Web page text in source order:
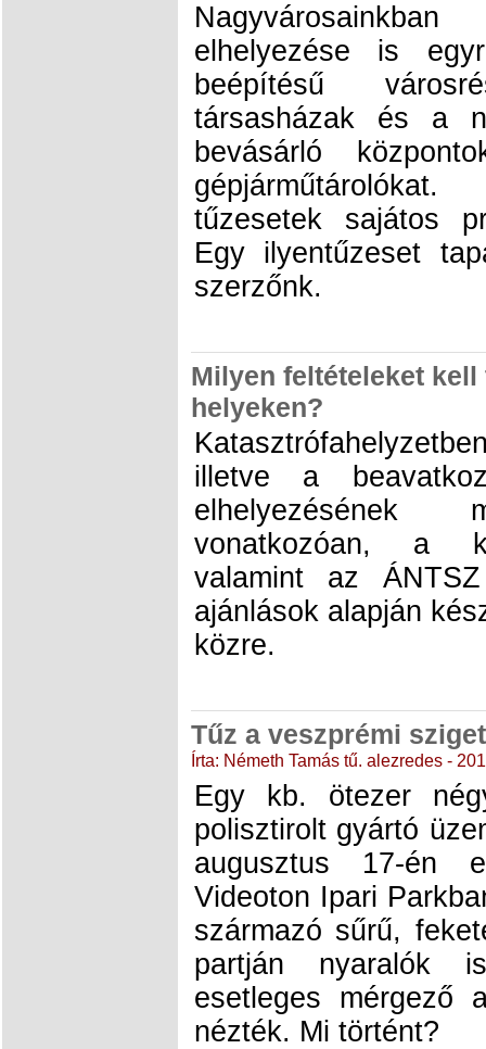
elhelyezése is
beépítésű
társasházak és a
bevásárló
tűzesetek sajátos
Egy ilyentűzeset
szerzőnk.
Milyen feltételeket
helyeken?
illetve a
elhelyezésének
vonatkozóan, a
valamint az
ajánlások alapján
közre.
Tűz a veszprémi
Írta: Németh Tamás tű. alezredes -
Egy kb. ötezer
polisztirolt gyártó
augusztus 17-én
Videoton Ipari
származó sűrű,
partján nyaralók
esetleges mérgező
nézték. Mi történt?